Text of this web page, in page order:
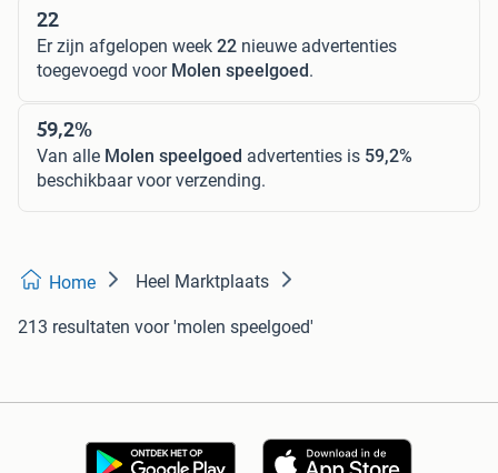
22
Er zijn afgelopen week 22 nieuwe advertenties
toegevoegd voor Molen speelgoed.
59,2%
Van alle Molen speelgoed advertenties is 59,2%
beschikbaar voor verzending.
Home Heel Marktplaats
213 resultaten voor 'molen speelgoed'